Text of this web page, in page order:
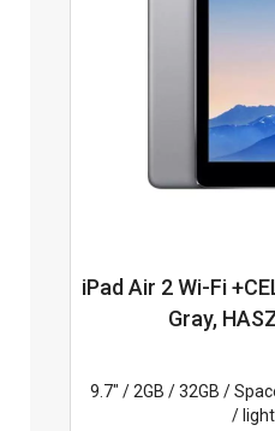
iPad Air 2 Wi-Fi
Gray,
9.7" / 2GB / 32GB /
/